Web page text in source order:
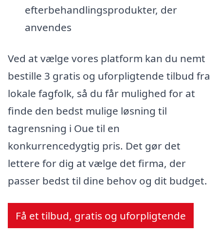
efterbehandlingsprodukter, der
anvendes
Ved at vælge vores platform kan du nemt
bestille 3 gratis og uforpligtende tilbud fra
lokale fagfolk, så du får mulighed for at
finde den bedst mulige løsning til
tagrensning i Oue til en
konkurrencedygtig pris. Det gør det
lettere for dig at vælge det firma, der
passer bedst til dine behov og dit budget.
Få et tilbud, gratis og uforpligtende